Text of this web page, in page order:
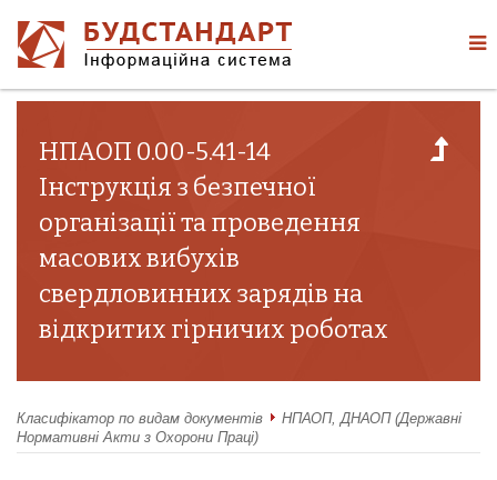
НПАОП 0.00-5.41-14
Інструкція з безпечної
організації та проведення
масових вибухів
свердловинних зарядів на
відкритих гірничих роботах
Класифікатор по видам документів
НПАОП, ДНАОП (Державні
Нормативні Акти з Охорони Праці)